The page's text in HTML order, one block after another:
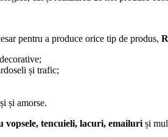
pentru a produce orice tip de produs,
și trafic;
și amorse.
vopsele, tencuieli, lacuri, emailuri și